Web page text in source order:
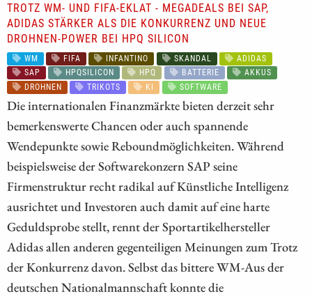
TROTZ WM- UND FIFA-EKLAT - MEGADEALS BEI SAP,
ADIDAS STÄRKER ALS DIE KONKURRENZ UND NEUE
DROHNEN-POWER BEI HPQ SILICON
WM FIFA INFANTINO SKANDAL
ADIDAS
SAP
HPQSILICON HPQ BATTERIE
AKKUS
DROHNEN
TRIKOTS KI SOFTWARE
Die internationalen Finanzmärkte bieten derzeit sehr
bemerkenswerte Chancen oder auch spannende
Wendepunkte sowie Reboundmöglichkeiten. Während
beispielsweise der Softwarekonzern SAP seine
Firmenstruktur recht radikal auf Künstliche Intelligenz
ausrichtet und Investoren auch damit auf eine harte
Geduldsprobe stellt, rennt der Sportartikelhersteller
Adidas allen anderen gegenteiligen Meinungen zum Trotz
der Konkurrenz davon. Selbst das bittere WM-Aus der
deutschen Nationalmannschaft konnte die